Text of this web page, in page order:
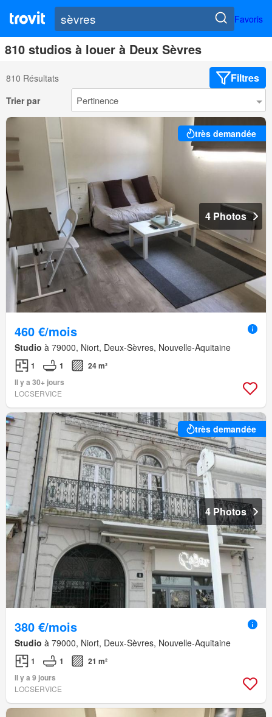
Favoris
810 studios à louer à Deux Sèvres
810 Résultats Filtres
Trier par
très demandée
4 Photos
460 €/mois
Studio à 79000, Niort, Deux-Sèvres, Nouvelle-Aquitaine
1 1
24 m²
Il y a 30+ jours
LOCSERVICE
très demandée
4 Photos
380 €/mois
Studio à 79000, Niort, Deux-Sèvres, Nouvelle-Aquitaine
1 1
21 m²
Il y a 9 jours
LOCSERVICE